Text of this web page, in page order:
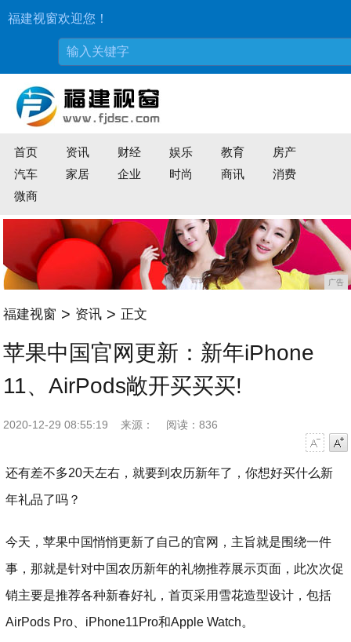
福建视窗欢迎您！
首页 资讯 财经 娱乐 教育
房产
汽车
家居 企业 时尚 商讯
消费
微商
广告
福建视窗 > 资讯 > 正文
苹果中国官网更新：新年iPhone
11、AirPods敞开买买买!
2020-12-29 08:55:19 来源：
阅读：836
还有差不多20天左右，就要到农历新年了，你想好买什么新
年礼品了吗？
今天，苹果中国悄悄更新了自己的官网，主旨就是围绕一件
事，那就是针对中国农历新年的礼物推荐展示页面，此次次促
销主要是推荐各种新春好礼，首页采用雪花造型设计，包括
AirPods Pro、iPhone11Pro和Apple Watch。